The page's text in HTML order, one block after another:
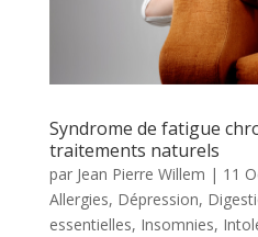
Syndrome de fatigue
traitements naturels
par Jean Pierre Willem | 11
Allergies, Dépression,
essentielles, Insomnies,